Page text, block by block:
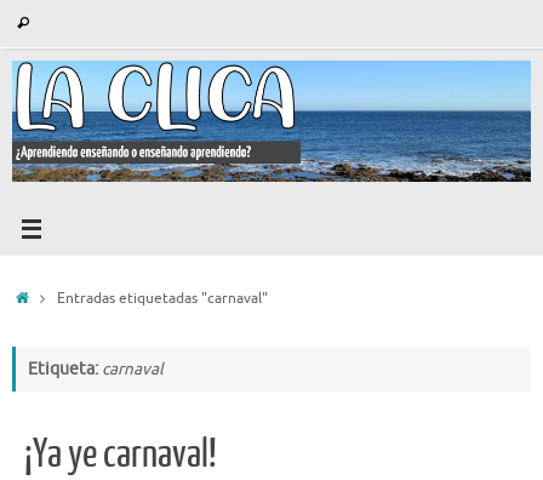
contenido
Buscar
InicioEntradas etiquetadas "carnaval"
Etiqueta: carnaval
¡Ya ye carnaval!